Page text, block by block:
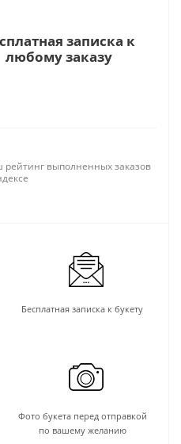
записка к
любому заказу
рейтинг выполненных заказов
Бесплатная записка к букету
Фото букета перед отправкой
по вашему желанию